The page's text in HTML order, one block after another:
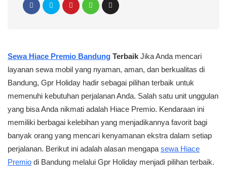
Sewa Hiace Premio Bandung Terbaik Jika Anda mencari
layanan sewa mobil yang nyaman, aman, dan berkualitas di
Bandung, Gpr Holiday hadir sebagai pilihan terbaik untuk
memenuhi kebutuhan perjalanan Anda. Salah satu unit unggulan
yang bisa Anda nikmati adalah Hiace Premio. Kendaraan ini
memiliki berbagai kelebihan yang menjadikannya favorit bagi
banyak orang yang mencari kenyamanan ekstra dalam setiap
perjalanan. Berikut ini adalah alasan mengapa sewa Hiace
Premio di Bandung melalui Gpr Holiday menjadi pilihan terbaik.